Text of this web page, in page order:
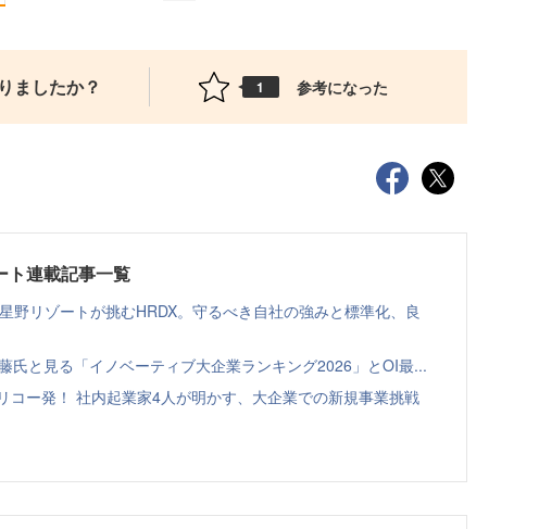
ましたか？ 1 参考になった
ト連載記事一覧
野リゾートが挑むHRDX。守るべき自社の強みと標準化、良
氏と見る「イノベーティブ大企業ランキング2026」とOI最...
コー発！ 社内起業家4人が明かす、大企業での新規事業挑戦